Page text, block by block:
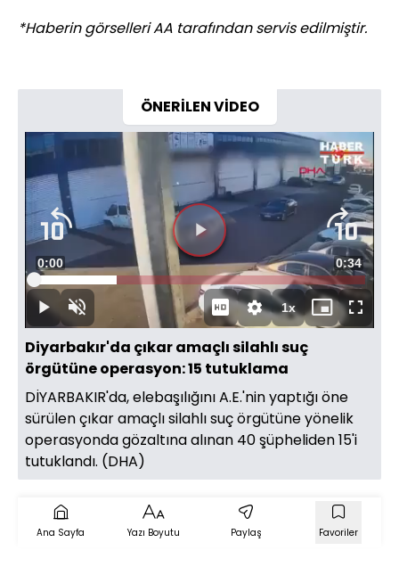
*Haberin görselleri AA tarafından servis edilmiştir.
ÖNERİLEN VİDEO
Videoyu
Oynat
OynatSesi
Aç
Süre
0:00 Toplam
Süre
0:34
Yüklendi:
24.95%
1xOynatma
Hızı
Mini
oynatıcı
Tam
Ekran
Diyarbakır'da çıkar amaçlı silahlı suç
örgütüne operasyon: 15 tutuklama
DİYARBAKIR'da, elebaşılığını A.E.'nin yaptığı öne
sürülen çıkar amaçlı silahlı suç örgütüne yönelik
operasyonda gözaltına alınan 40 şüpheliden 15'i
tutuklandı. (DHA)
Ana Sayfa Yazı Boyutu Paylaş Favoriler